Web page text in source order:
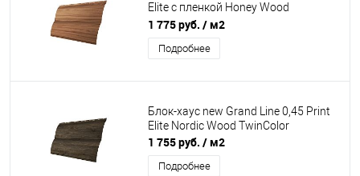
Elite с пленкой Honey Wood
TwinColor
1 775 руб. / м2
Подробнее
Блок-хаус new Grand Line 0,45 Print
Elite Nordic Wood TwinColor
1 755 руб. / м2
Подробнее